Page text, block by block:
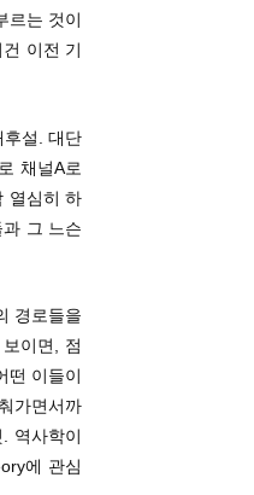
르는 것이
이전 기
설. 대단
채널A로
열심히 하
그 느슨
경로들을
이면, 점
떤 이들이
가면서까
역사학이
에 관심